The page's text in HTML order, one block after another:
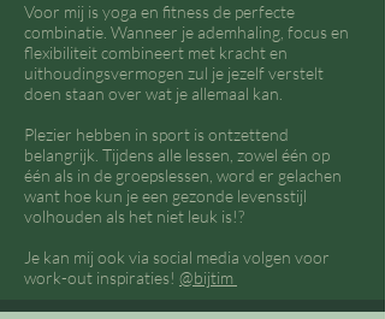
Voor mij is yoga en fitness de perfecte
combinatie. Wanneer je ademhaling, focus en
flexibiliteit combineert met kracht en
uithoudingsvermogen zul je jezelf verstelt
doen staan over wat je allemaal kan.
Plezier hebben in sport is ontzettend
belangrijk. Tijdens alle lessen, zowel één op
één als in de groepslessen, word er gelachen
want hoe kun je een gezonde levensstijl
volhouden als het niet leuk is!?
Je kan mij ook via social media volgen voor
work-out inspiraties! @bijtim